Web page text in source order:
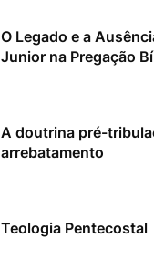
O Legado e a
Junior na Pregação
A doutrina pré-
arrebatamento
Teologia Pentecostal